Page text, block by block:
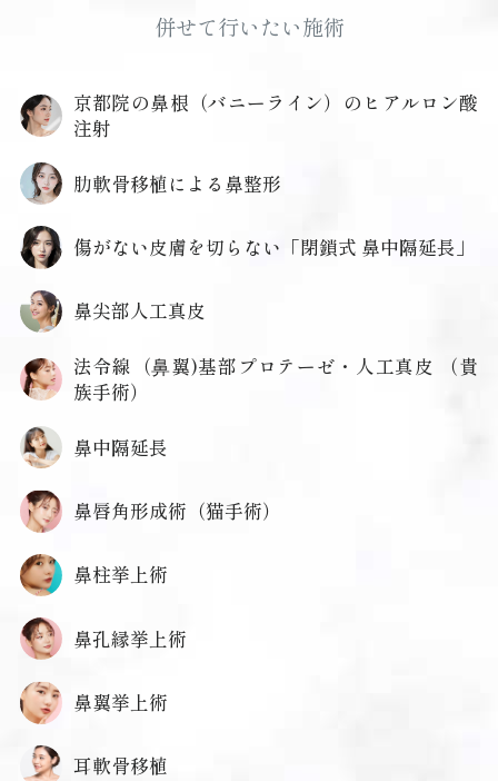
併せて行いたい施術
京都院の鼻根（バニーライン）のヒアルロン酸
注射
肋軟骨移植による鼻整形
傷がない皮膚を切らない「閉鎖式 鼻中隔延長」
鼻尖部人工真皮
法令線（⿐翼)基部プロテーゼ・人工真皮 （貴
族手術）
鼻中隔延長
鼻唇角形成術（猫手術）
鼻柱挙上術
鼻孔縁挙上術
鼻翼挙上術
耳軟骨移植